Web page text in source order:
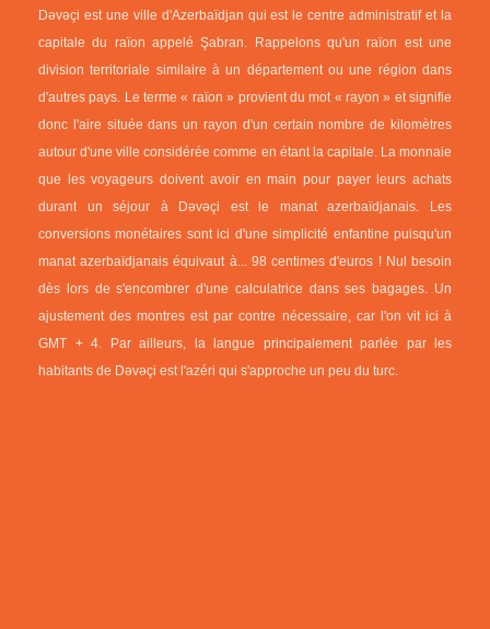
Dəvəçi est une ville d'Azerbaïdjan qui est le centre administratif et la
capitale du raïon appelé Şabran. Rappelons qu'un raïon est une
division territoriale similaire à un département ou une région dans
d'autres pays. Le terme « raïon » provient du mot « rayon » et signifie
donc l'aire située dans un rayon d'un certain nombre de kilomètres
autour d'une ville considérée comme en étant la capitale. La monnaie
que les voyageurs doivent avoir en main pour payer leurs achats
durant un séjour à Dəvəçi est le manat azerbaïdjanais. Les
conversions monétaires sont ici d'une simplicité enfantine puisqu'un
manat azerbaïdjanais équivaut à... 98 centimes d'euros ! Nul besoin
dès lors de s'encombrer d'une calculatrice dans ses bagages. Un
ajustement des montres est par contre nécessaire, car l'on vit ici à
GMT + 4. Par ailleurs, la langue principalement parlée par les
habitants de Dəvəçi est l'azéri qui s'approche un peu du turc.